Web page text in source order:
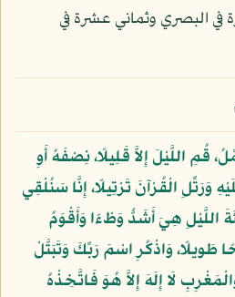
في البصري وثماني عشرة في
قُمِ اللَّيْلَ إِلاَّ قَلِيلًا، نِصْفَهُ أَوِ
وَرَتِّلِ الْقُرْآنَ تَرْتِيلًا، إِنَّا سَنُلْقِي
اللَّيْلِ هِيَ أَشَدُّ وَطْءًا وَأَقْوَمُ
طَوِيلًا، وَاذْكُرِ اسْمَ رَبِّكَ وَتَبَتَّلْ
لَا إِلَهَ إِلاَّ هُوَ فَاتَّخِذْهُ